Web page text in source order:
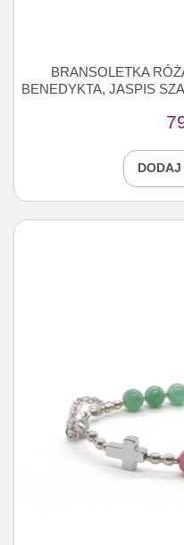
BRANSOLETKA
BENEDYKTA, JASPIS